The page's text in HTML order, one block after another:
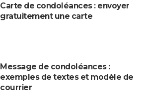
Carte de condoléances : envoyer
gratuitement une carte
Message de condoléances :
exemples de textes et modèle de
courrier